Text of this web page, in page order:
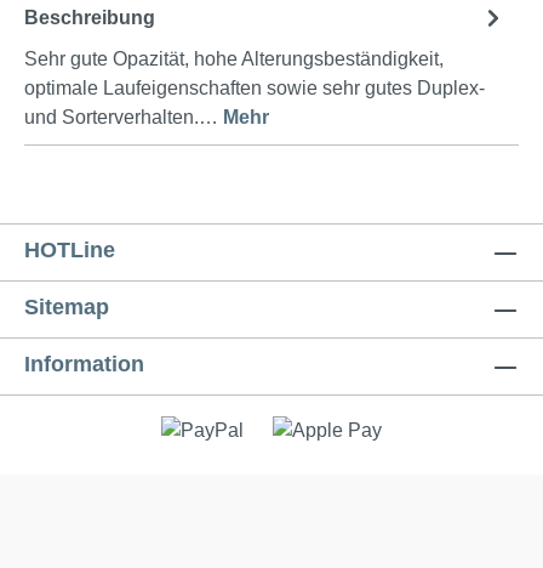
Beschreibung
Sehr gute Opazität, hohe Alterungsbeständigkeit,
optimale Laufeigenschaften sowie sehr gutes Duplex-
und Sorterverhalten.… Mehr
HOTLine
Sitemap
Information